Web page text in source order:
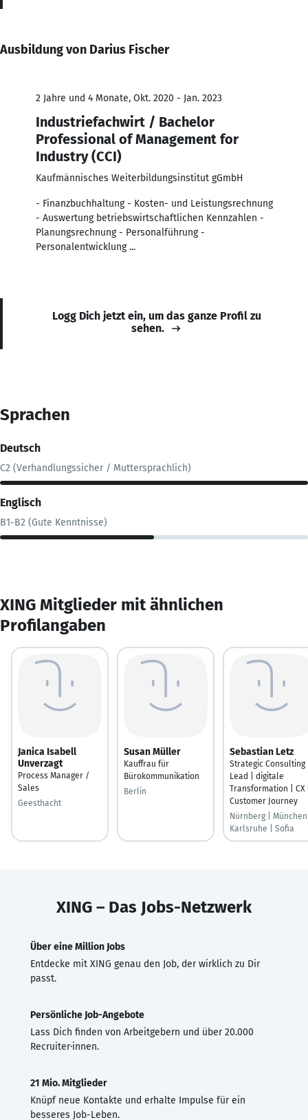
Ausbildung von Darius Fischer
2 Jahre und 4 Monate, Okt. 2020 - Jan. 2023
Industriefachwirt / Bachelor
Professional of Management for
Industry (CCI)
Kaufmännisches Weiterbildungsinstitut gGmbH
- Finanzbuchhaltung - Kosten- und Leistungsrechnung
- Auswertung betriebswirtschaftlichen Kennzahlen -
Planungsrechnung - Personalführung -
Personalentwicklung ...
Logg Dich jetzt ein, um das ganze Profil zu
sehen.
Sprachen
Deutsch
C2 (Verhandlungssicher / Muttersprachlich)
Englisch
B1-B2 (Gute Kenntnisse)
XING Mitglieder mit ähnlichen
Profilangaben
Janica Isabell
Unverzagt
Process Manager /
Sales
Geesthacht
Susan Müller
Kauffrau für
Bürokommunikation
Berlin
Sebastian Letz
Strategic Consulting
Lead | digitale
Transformation | CX
Customer Journey
Nürnberg |
Karlsruhe | Sofia
XING – Das Jobs-Netzwerk
Über eine Million Jobs
Entdecke mit XING genau den Job, der wirklich zu Dir
passt.
Persönliche Job-Angebote
Lass Dich finden von Arbeitgebern und über 20.000
Recruiter·innen.
21 Mio. Mitglieder
Knüpf neue Kontakte und erhalte Impulse für ein
besseres Job-Leben.